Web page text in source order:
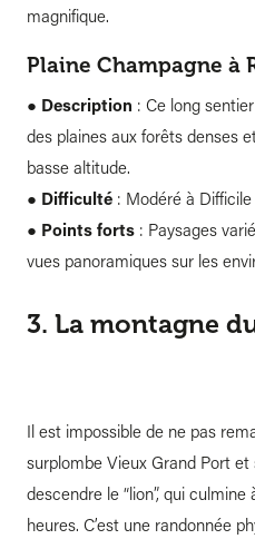
magnifique.
Plaine Champagne à
● Description : Ce long
des plaines aux forêts denses
basse altitude.
● Difficulté : Modéré à
● Points forts : Paysages
vues panoramiques sur les
3. La montagne
Il est impossible de ne pas
surplombe Vieux Grand Port
descendre le “lion”, qui
heures. C’est une randonnée